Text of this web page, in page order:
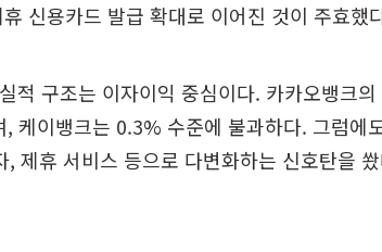
신용카드 발급 확대로 이어진 것이 주효했
적 구조는 이자이익 중심이다. 카카오뱅크
케이뱅크는 0.3% 수준에 불과하다. 그럼에
, 제휴 서비스 등으로 다변화하는 신호탄을